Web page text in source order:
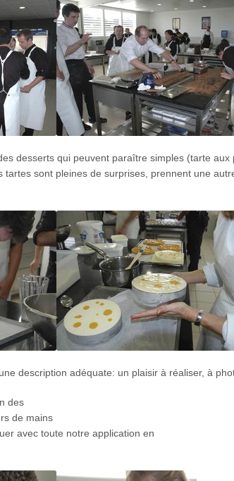
desserts qui peuvent paraître simples (tarte aux
sont pleines de surprises, prennent une
description adéquate: un plaisir à réaliser, à
des
de mains
avec toute notre application en